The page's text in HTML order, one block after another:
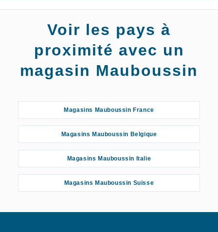
Voir les pays à
proximité avec un
magasin Mauboussin
Magasins Mauboussin France
Magasins Mauboussin Belgique
Magasins Mauboussin Italie
Magasins Mauboussin Suisse